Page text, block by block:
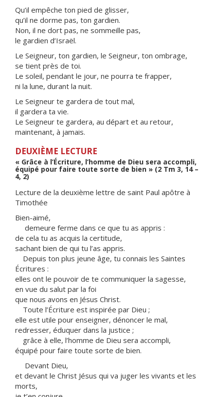
Qu’il empêche ton pied de glisser,
qu’il ne dorme pas, ton gardien.
Non, il ne dort pas, ne sommeille pas,
le gardien d’Israël.
Le Seigneur, ton gardien, le Seigneur, ton ombrage,
se tient près de toi.
Le soleil, pendant le jour, ne pourra te frapper,
ni la lune, durant la nuit.
Le Seigneur te gardera de tout mal,
il gardera ta vie.
Le Seigneur te gardera, au départ et au retour,
maintenant, à jamais.
DEUXIÈME LECTURE
« Grâce à l’Écriture, l’homme de Dieu sera accompli,
équipé pour faire toute sorte de bien » (2 Tm 3, 14 –
4, 2)
Lecture de la deuxième lettre de saint Paul apôtre à
Timothée
Bien-aimé,
demeure ferme dans ce que tu as appris :
de cela tu as acquis la certitude,
sachant bien de qui tu l’as appris.
Depuis ton plus jeune âge, tu connais les Saintes
Écritures :
elles ont le pouvoir de te communiquer la sagesse,
en vue du salut par la foi
que nous avons en Jésus Christ.
Toute l’Écriture est inspirée par Dieu ;
elle est utile pour enseigner, dénoncer le mal,
redresser, éduquer dans la justice ;
grâce à elle, l’homme de Dieu sera accompli,
équipé pour faire toute sorte de bien.
Devant Dieu,
et devant le Christ Jésus qui va juger les vivants et les
morts,